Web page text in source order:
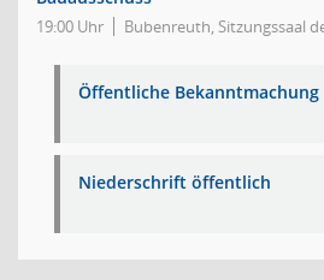
19:00 Uhr Bubenreuth, Sitzungssaal
Öffentliche Bekanntmachung
Niederschrift öffentlich